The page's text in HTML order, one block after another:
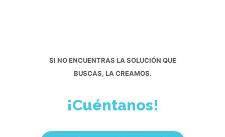
SI NO ENCUENTRAS LA SOLUCIÓN QUE
BUSCAS, LA CREAMOS.
¡Cuéntanos!